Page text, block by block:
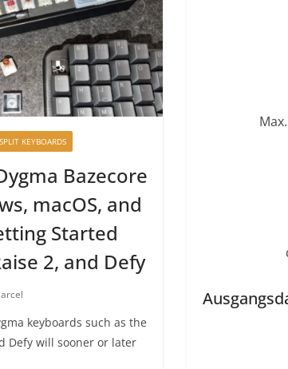
SPLIT KEYBOARDS
Bazecore
macOS, and
Started
2, and Defy
keyboards such as the
Defy will sooner or later